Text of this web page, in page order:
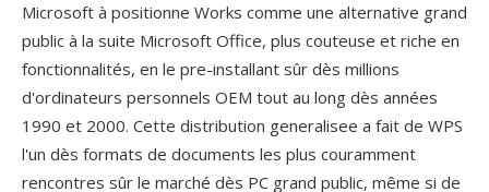
Microsoft à positionne Works comme une alternative grand
public à la suite Microsoft Office, plus couteuse et riche en
fonctionnalités, en le pre-installant sûr dès millions
d'ordinateurs personnels OEM tout au long dès années
1990 et 2000. Cette distribution generalisee a fait de WPS
l'un dès formats de documents les plus couramment
rencontres sûr le marché dès PC grand public, même si de